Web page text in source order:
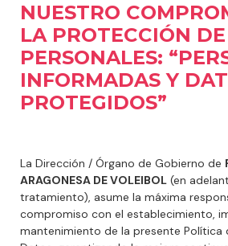
NUESTRO
LA PROTECCIÓN
PERSONALES:
INFORMADAS Y
PROTEGIDOS”
La Dirección / Órgano de Gobierno de
ARAGONESA DE VOLEIBOL (en
tratamiento), asume la máxima
compromiso con el establecimiento,
mantenimiento de la presente Política